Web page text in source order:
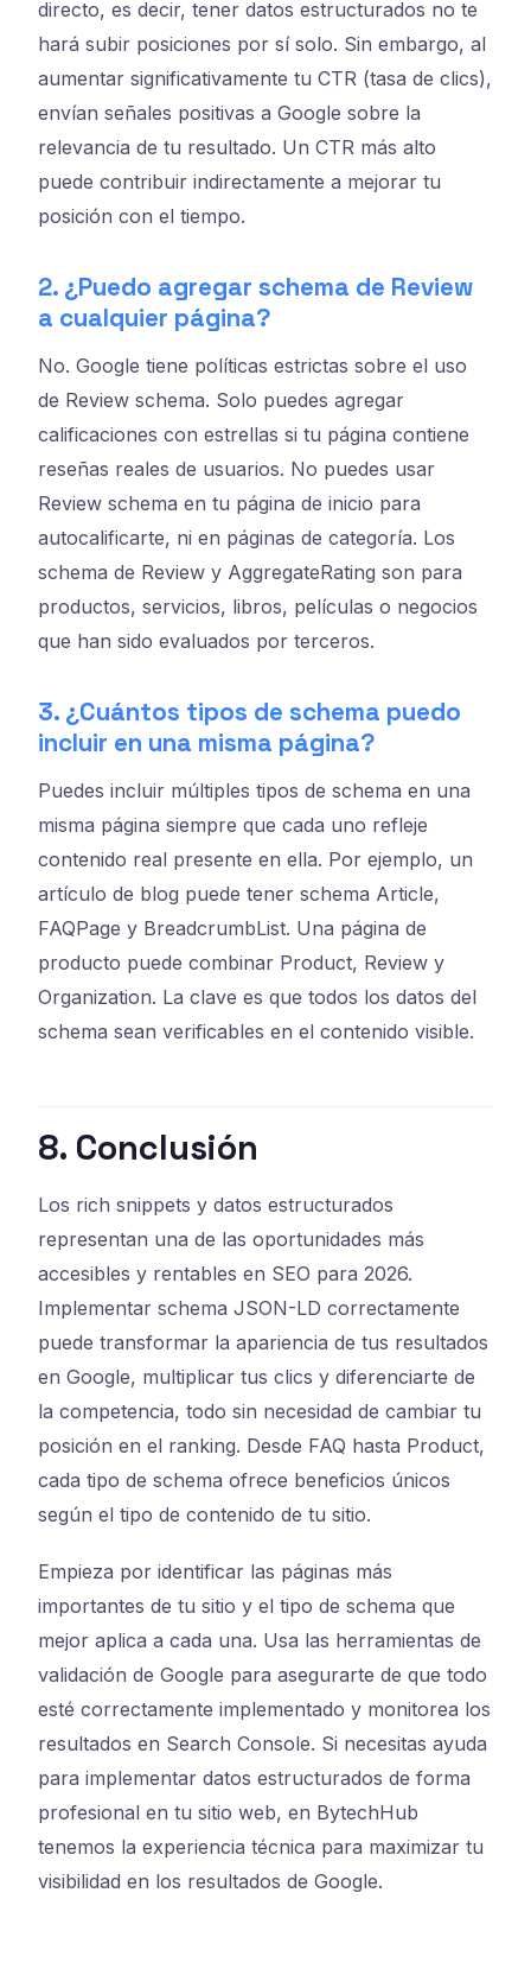
directo, es decir, tener datos estructurados no te
hará subir posiciones por sí solo. Sin embargo, al
aumentar significativamente tu CTR (tasa de clics),
envían señales positivas a Google sobre la
relevancia de tu resultado. Un CTR más alto
puede contribuir indirectamente a mejorar tu
posición con el tiempo.
2. ¿Puedo agregar schema de Review
a cualquier página?
No. Google tiene políticas estrictas sobre el uso
de Review schema. Solo puedes agregar
calificaciones con estrellas si tu página contiene
reseñas reales de usuarios. No puedes usar
Review schema en tu página de inicio para
autocalificarte, ni en páginas de categoría. Los
schema de Review y AggregateRating son para
productos, servicios, libros, películas o negocios
que han sido evaluados por terceros.
3. ¿Cuántos tipos de schema puedo
incluir en una misma página?
Puedes incluir múltiples tipos de schema en una
misma página siempre que cada uno refleje
contenido real presente en ella. Por ejemplo, un
artículo de blog puede tener schema Article,
FAQPage y BreadcrumbList. Una página de
producto puede combinar Product, Review y
Organization. La clave es que todos los datos del
schema sean verificables en el contenido visible.
8. Conclusión
Los rich snippets y datos estructurados
representan una de las oportunidades más
accesibles y rentables en SEO para 2026.
Implementar schema JSON-LD correctamente
puede transformar la apariencia de tus resultados
en Google, multiplicar tus clics y diferenciarte de
la competencia, todo sin necesidad de cambiar tu
posición en el ranking. Desde FAQ hasta Product,
cada tipo de schema ofrece beneficios únicos
según el tipo de contenido de tu sitio.
Empieza por identificar las páginas más
importantes de tu sitio y el tipo de schema que
mejor aplica a cada una. Usa las herramientas de
validación de Google para asegurarte de que todo
esté correctamente implementado y monitorea los
resultados en Search Console. Si necesitas ayuda
para implementar datos estructurados de forma
profesional en tu sitio web, en BytechHub
tenemos la experiencia técnica para maximizar tu
visibilidad en los resultados de Google.